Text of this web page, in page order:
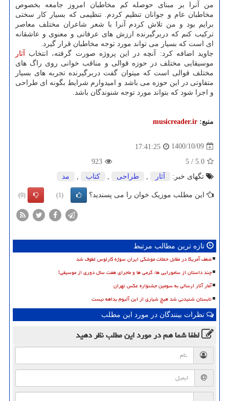
من آنرا بر مبنای حوصله کم مخاطبان امروز جامعه بخصوص
مخاطبان عام و جوانان تنظیم کردم. تنظیمی که بسیار کار سختی
برایم بود و من تلاش کردم آنرا با شعر شاعران مختلف معاصر
ترکیب کنم که دربرگیرنده ارزش های عرفانی و معنوی و عاشقانه
ای است که بسیار می تواند مورد توجه مخاطبان قرار گیرد.
جاوید اضافه کرد: آنچه در این پروژه صورت گرفته، انتخاب آثار
موسیقایی مختلف در حوزه قوالی و مناقب خوانی روی راگ های
مختلف قوالی است که میتوان گفت دربرگیرنده تجربه های بسیار
متفاوتی در این حوزه می باشد و امیدوارم شرایط بگونه ای طراحی
و اجرا شود که بتواند مورد توجه شنوندگان باشد.
منبع: musicreader.ir
1400/10/09
17:41:25
5.0
/
5
923
تگهای خبر:
آثار طراحی كتاب مد
این مطلب موزیک خوان را می پسندید؟ (1)
(0)
تازه ترین مطالب مرتبط
ضعف آمریکا در مقابل حملات موشکی ایران سوژه کارلوس لطوف شد
چند داستان از سامورایی ها، گرمی ها و ماجرای هفت سال دوری از موسیقی!
آمار آثار ارسالی به سومین جشنواره عکس تهران
تابستان شنیدنی شد هیچ شیاری از این آلبوم بداهه نیست
نظرات بینندگان در مورد این مطلب
لطفا شما همدر مورد این مطلبنظر دهید